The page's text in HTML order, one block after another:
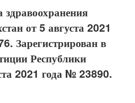
от 5 августа 2021
Зарегистрирован в
Республики
2021 года № 23890.